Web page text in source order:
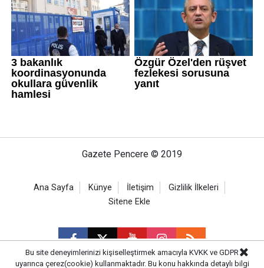
Gazete Pencere © 2019
Ana Sayfa Künye İletişim
Gizlilik İlkeleri
Sitene Ekle
Bu site deneyimlerinizi kişiselleştirmek amacıyla KVKK ve GDPR
uyarınca çerez(cookie) kullanmaktadır. Bu konu hakkında detaylı bilgi